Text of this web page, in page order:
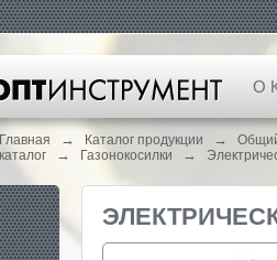
О
Главная → Каталог продукции →
каталог
→ Газонокосилки →